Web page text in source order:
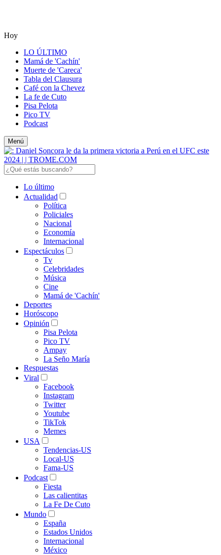
Hoy
LO ÚLTIMO
Mamá de 'Cachín'
Muerte de 'Careca'
Tabla del Clausura
Café con la Chevez
La fe de Cuto
Pisa Pelota
Pico TV
Podcast
Menú
Lo último
Actualidad
Política
Policiales
Nacional
Economía
Internacional
Espectáculos
Tv
Celebridades
Música
Cine
Mamá de 'Cachín'
Deportes
Horóscopo
Opinión
Pisa Pelota
Pico TV
Ampay
La Seño María
Respuestas
Viral
Facebook
Instagram
Twitter
Youtube
TikTok
Memes
USA
Tendencias-US
Local-US
Fama-US
Podcast
Fiesta
Las calientitas
La Fe De Cuto
Mundo
España
Estados Unidos
Internacional
México